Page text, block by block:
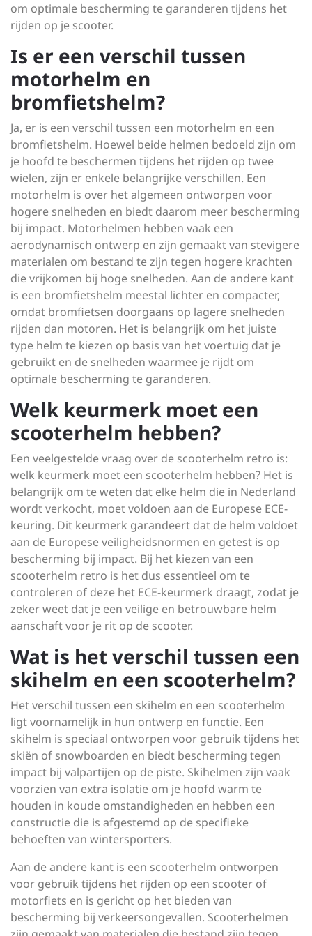
om optimale bescherming te garanderen tijdens het
rijden op je scooter.
Is er een verschil tussen
motorhelm en
bromfietshelm?
Ja, er is een verschil tussen een motorhelm en een
bromfietshelm. Hoewel beide helmen bedoeld zijn om
je hoofd te beschermen tijdens het rijden op twee
wielen, zijn er enkele belangrijke verschillen. Een
motorhelm is over het algemeen ontworpen voor
hogere snelheden en biedt daarom meer bescherming
bij impact. Motorhelmen hebben vaak een
aerodynamisch ontwerp en zijn gemaakt van stevigere
materialen om bestand te zijn tegen hogere krachten
die vrijkomen bij hoge snelheden. Aan de andere kant
is een bromfietshelm meestal lichter en compacter,
omdat bromfietsen doorgaans op lagere snelheden
rijden dan motoren. Het is belangrijk om het juiste
type helm te kiezen op basis van het voertuig dat je
gebruikt en de snelheden waarmee je rijdt om
optimale bescherming te garanderen.
Welk keurmerk moet een
scooterhelm hebben?
Een veelgestelde vraag over de scooterhelm retro is:
welk keurmerk moet een scooterhelm hebben? Het is
belangrijk om te weten dat elke helm die in Nederland
wordt verkocht, moet voldoen aan de Europese ECE-
keuring. Dit keurmerk garandeert dat de helm voldoet
aan de Europese veiligheidsnormen en getest is op
bescherming bij impact. Bij het kiezen van een
scooterhelm retro is het dus essentieel om te
controleren of deze het ECE-keurmerk draagt, zodat je
zeker weet dat je een veilige en betrouwbare helm
aanschaft voor je rit op de scooter.
Wat is het verschil tussen een
skihelm en een scooterhelm?
Het verschil tussen een skihelm en een scooterhelm
ligt voornamelijk in hun ontwerp en functie. Een
skihelm is speciaal ontworpen voor gebruik tijdens het
skiën of snowboarden en biedt bescherming tegen
impact bij valpartijen op de piste. Skihelmen zijn vaak
voorzien van extra isolatie om je hoofd warm te
houden in koude omstandigheden en hebben een
constructie die is afgestemd op de specifieke
behoeften van wintersporters.
Aan de andere kant is een scooterhelm ontworpen
voor gebruik tijdens het rijden op een scooter of
motorfiets en is gericht op het bieden van
bescherming bij verkeersongevallen. Scooterhelmen